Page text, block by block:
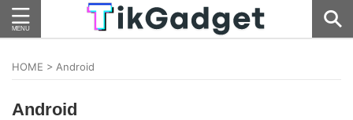
HOME > Android
Android